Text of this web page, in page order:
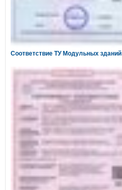
Соответствие ТУ Модульных зданий